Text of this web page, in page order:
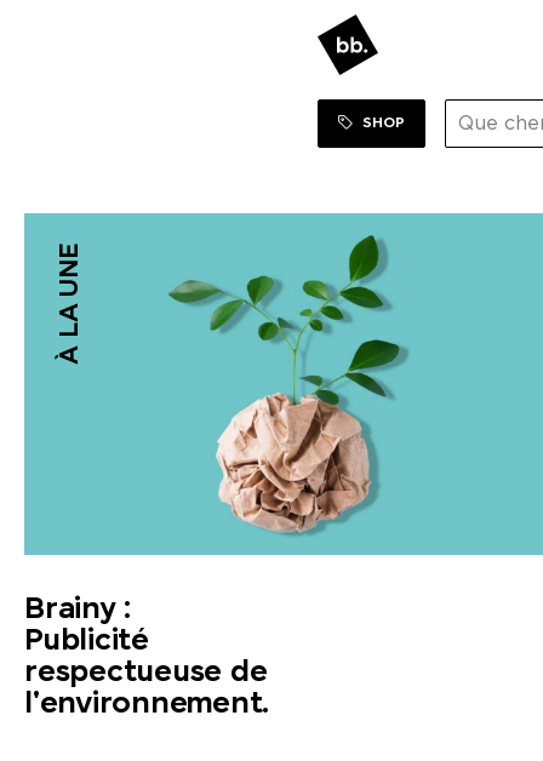
SHOP
À LA UNE
Brainy :
Publicité
respectueuse de
l'environnement.